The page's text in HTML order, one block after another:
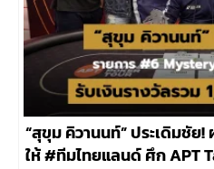
“สุขุม คิวานนท์” ประเดิมชัย
ให้ #ทีมไทยแลนด์ ศึก APT